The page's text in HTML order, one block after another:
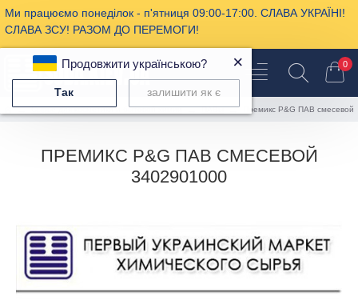
Ми працюємо понеділок - п'ятниця 09:00-17:00. СЛАВА УКРАЇНІ!
СЛАВА ЗСУ! РАЗОМ ДО ПЕРЕМОГИ!
0
Сырье для косметики и бытовой химии ПАВы Премикс P&G ПАВ смесевой
ПРЕМИКС P&G ПАВ СМЕСЕВОЙ
3402901000
Продовжити українською? ×
Так залишити як є